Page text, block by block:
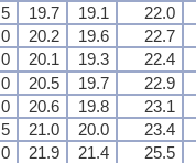
19.7 19.1 22.0
20.2 19.6 22.7
20.1 19.3 22.4
20.5 19.7 22.9
20.6 19.8 23.1
21.0 20.0 23.4
21.9 21.4 25.5